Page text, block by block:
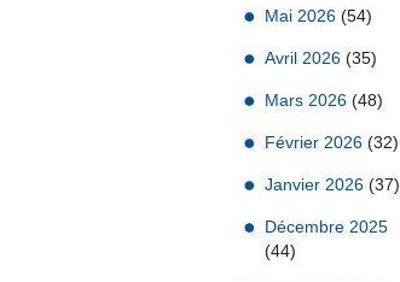
Mai 2026 (54)
Avril 2026 (35)
Mars 2026 (48)
Février 2026 (32)
Janvier 2026 (37)
Décembre 2025
(44)